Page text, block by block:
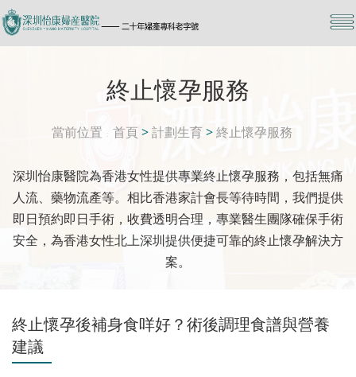
終止懷孕服務
當前位置 首頁 >計劃生育>終止懷孕服務
深圳怡康醫院為香港女性提供專業終止懷孕服務，包括無痛
人流、藥物流產等。相比香港家計會長等待時間，我們提供
即日預約即日手術，收費透明合理，專業醫生團隊確保手術
安全，為香港女性北上深圳提供便捷可靠的終止懷孕解決方
案。
終止懷孕後補身食咩好？術後調理食譜與營養
建議